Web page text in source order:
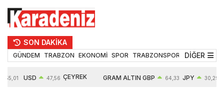
SON DAKİKA
GÜNDEM TRABZON EKONOMİ SPOR TRABZONSPOR TEKNOLOJİ
DİĞER
55,01 USD 47,56 ÇEYREK GRAM ALTIN GBP 64,33 JPY 30,29